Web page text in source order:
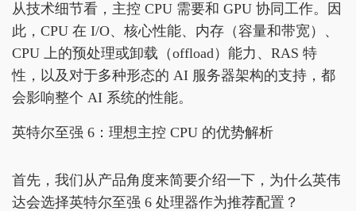
从技术细节看，主控 CPU 需要和 GPU 协同工作。因
此，CPU 在 I/O、核心性能、内存（容量和带宽）、
CPU 上的预处理或卸载（offload）能力、RAS 特
性，以及对于多种形态的 AI 服务器架构的支持，都
会影响整个 AI 系统的性能。
英特尔至强 6：理想主控 CPU 的优势解析
首先，我们从产品角度来简要介绍一下，为什么英伟
达会选择英特尔至强 6 处理器作为推荐配置？